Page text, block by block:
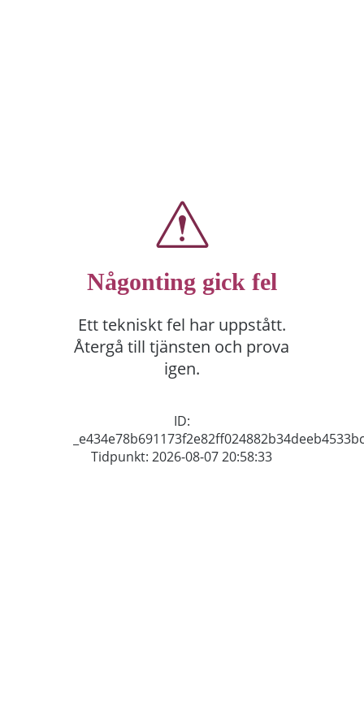
Någonting gick fel
Ett tekniskt fel har uppstått.
Återgå till tjänsten och prova
igen.
ID:
Tidpunkt: 2026-08-07 20:58:33